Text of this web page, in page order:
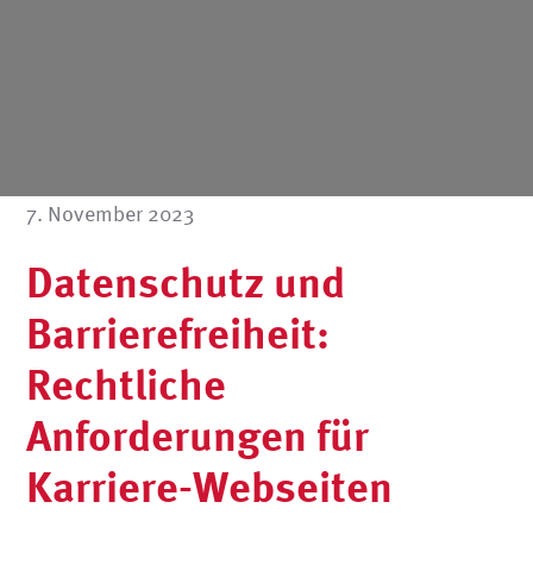
7. November 2023
Datenschutz und
Barrierefreiheit:
Rechtliche
Anforderungen für
Karriere-Webseiten